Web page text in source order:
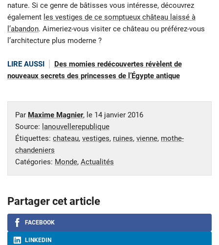
nature. Si ce genre de bâtisses vous intéresse, découvrez
également les vestiges de ce somptueux château laissé à
l’abandon. Aimeriez-vous visiter ce château ou préférez-vous
l’architecture plus moderne ?
LIRE AUSSI
Des momies redécouvertes révèlent de
nouveaux secrets des princesses de l’Égypte antique
Par Maxime Magnier, le 14 janvier 2016
Source: lanouvellerepublique
Étiquettes: chateau, vestiges, ruines, vienne, mothe-
chandeniers
Catégories: Monde, Actualités
Partager cet article
FACEBOOK
LINKEDIN